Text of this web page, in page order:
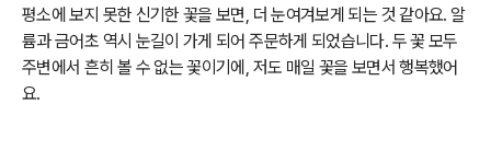
평소에 보지 못한 신기한 꽃을 보면, 더 눈여겨보게 되는 것 같아요. 알
륨과 금어초 역시 눈길이 가게 되어 주문하게 되었습니다. 두 꽃 모두
주변에서 흔히 볼 수 없는 꽃이기에, 저도 매일 꽃을 보면서 행복했어
요.